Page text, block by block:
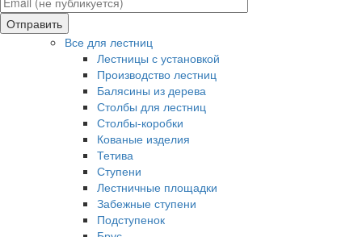
Отправить
Все для лестниц
Лестницы с установкой
Производство лестниц
Балясины из дерева
Столбы для лестниц
Столбы-коробки
Кованые изделия
Тетива
Ступени
Лестничные площадки
Забежные ступени
Подступенок